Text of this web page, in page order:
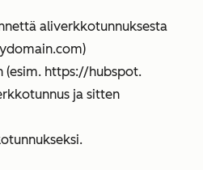
aliverkkotunnuksesta
)
(esim. https://hubspot.
ja sitten